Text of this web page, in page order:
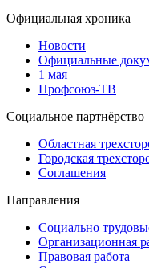
Официальная хроника
Новости
Официальные
1 мая
Профсоюз-ТВ
Социальное партнёрство
Областная
Городская
Соглашения
Направления
Социально
Организационная
Правовая работа